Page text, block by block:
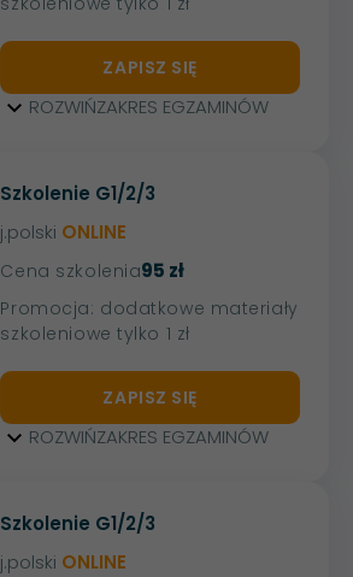
ZAPISZ SIĘ
ROZWIŃZAKRES EGZAMINÓW
Szkolenie G1/2/3
j.polski ONLINE
95 zł
Cena szkolenia
Promocja: dodatkowe materiały
szkoleniowe tylko 1 zł
ZAPISZ SIĘ
ROZWIŃZAKRES EGZAMINÓW
Szkolenie G1/2/3
j.polski ONLINE